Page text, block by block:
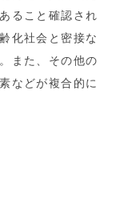
ること確認され
化社会と密接な
また、その他の
などが複合的に